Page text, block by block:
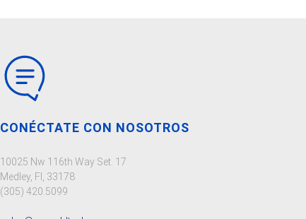
CONÉCTATE CON NOSOTROS
10025 Nw 116th Way Set. 17
Medley, Fl, 33178
(305) 420.5099